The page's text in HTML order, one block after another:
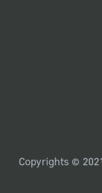
Copyrights ©